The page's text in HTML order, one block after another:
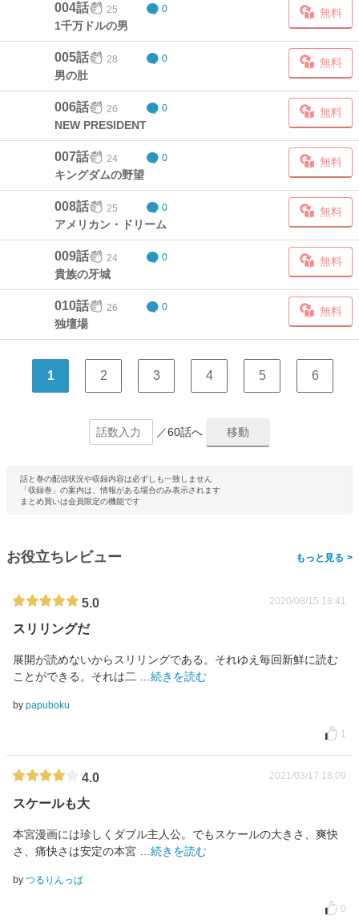
004話 25 0
1千万ドルの男
無料
005話 28 0
男の肚
無料
006話 26 0
NEW PRESIDENT
無料
007話 24 0
キングダムの野望
無料
008話 25 0
アメリカン・ドリーム
無料
009話 24 0
貴族の牙城
無料
010話 26 0
独壇場
無料
1 2 3 4 5 6
／60話へ
話と巻の配信状況や収録内容は必ずしも一致しません
「収録巻」の案内は、情報がある場合のみ表示されます
まとめ買いは会員限定の機能です
お役立ちレビュー >
5.0 2020/08/15 18:41
スリリングだ
展開が読めないからスリリングである。それゆえ毎回新鮮に読む
ことができる。それは二 …続きを読む
by papuboku
1
4.0 2021/03/17 18:09
スケールも大
本宮漫画には珍しくダブル主人公。でもスケールの大きさ、爽快
さ、痛快さは安定の本宮 …続きを読む
by つるりんっぱ
0